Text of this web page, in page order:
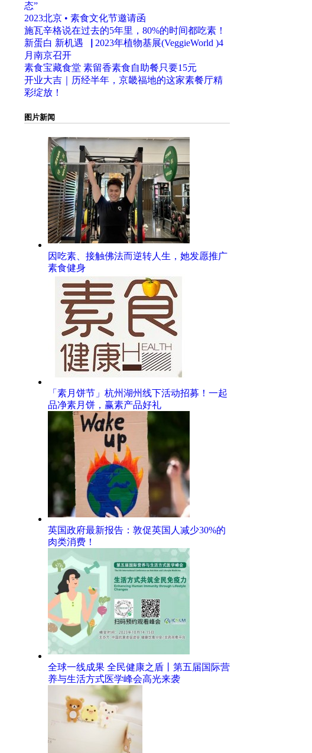
态”
2023北京 • 素食文化节邀请函
施瓦辛格说在过去的5年里，80%的时间都吃素！
新蛋白 新机遇▕ 2023年植物基展(VeggieWorld )4
月南京召开
素食宝藏食堂 素留香素食自助餐只要15元
开业大吉｜历经半年，京畿福地的这家素餐厅精
彩绽放！
图片新闻
因吃素、接触佛法而逆转人生，她发愿推广
素食健身
「素月饼节」杭州湖州线下活动招募！一起
品净素月饼，赢素产品好礼
英国政府最新报告：敦促英国人减少30%的
肉类消费！
全球一线成果 全民健康之盾丨第五届国际营
养与生活方式医学峰会高光来袭